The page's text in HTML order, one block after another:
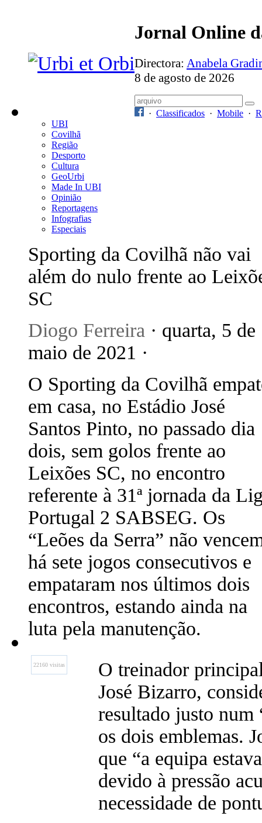
Jornal Online
Directora: Anabela
8 de agosto de 2026
· Classificados · Mobile ·
UBI
Covilhã
Região
Desporto
Cultura
GeoUrbi
Made In UBI
Opinião
Reportagens
Infografias
Especiais
Sporting da Covilhã não vai
além do nulo frente ao
SC
Diogo Ferreira · quarta, 5 de
maio de 2021 ·
O Sporting da Covilhã
em casa, no Estádio José
Santos Pinto, no passado dia
dois, sem golos frente ao
Leixões SC, no encontro
referente à 31ª jornada da
Portugal 2 SABSEG. Os
“Leões da Serra” não
há sete jogos consecutivos e
empataram nos últimos dois
encontros, estando ainda na
luta pela manutenção.
22160 visitas
O treinador
José Bizarro,
resultado justo num
os dois emblemas.
que “a equipa
devido à pressão
necessidade de